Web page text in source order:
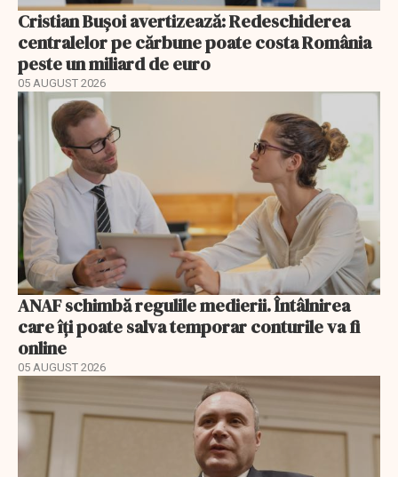
Cristian Bușoi avertizează: Redeschiderea
centralelor pe cărbune poate costa România
peste un miliard de euro
05 AUGUST 2026
ANAF schimbă regulile medierii. Întâlnirea
care îți poate salva temporar conturile va fi
online
05 AUGUST 2026